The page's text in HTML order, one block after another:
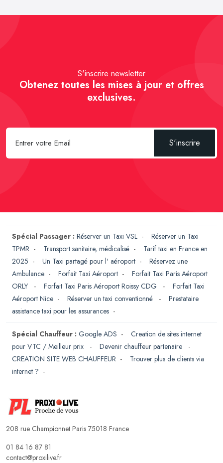
S'inscrire newsletter
Obtenez toutes les mises à jour et offres
exclusives.
S'inscrire
Spécial Passager : Réserver un Taxi VSL - Réserver un Taxi
TPMR - Transport sanitaire, médicalisé - Tarif taxi en France en
2025 - Un Taxi partagé pour l' aéroport - Réservez une
Ambulance - Forfait Taxi Aéroport - Forfait Taxi Paris Aéroport
ORLY
- Forfait Taxi Paris Aéroport Roissy CDG - Forfait Taxi
Aéroport Nice - Réserver un taxi conventionné - Prestataire
assistance taxi pour les assurances -
Spécial Chauffeur : Google ADS - Creation de sites internet
pour VTC / Meilleur prix
- Devenir chauffeur partenaire
-
CREATION SITE WEB CHAUFFEUR - Trouver plus de clients via
internet ? -
208 rue Championnet Paris 75018 France
01 84 16 87 81
contact@proxilive.fr